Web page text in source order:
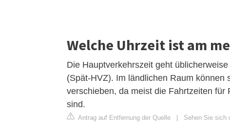
Welche Uhrzeit ist am
Die Hauptverkehrszeit geht
(Spät-HVZ). Im ländlichen Raum
verschieben, da meist die Fahrtzeiten
sind.
Antrag auf Entfernung der Quelle Sehen Sie sich